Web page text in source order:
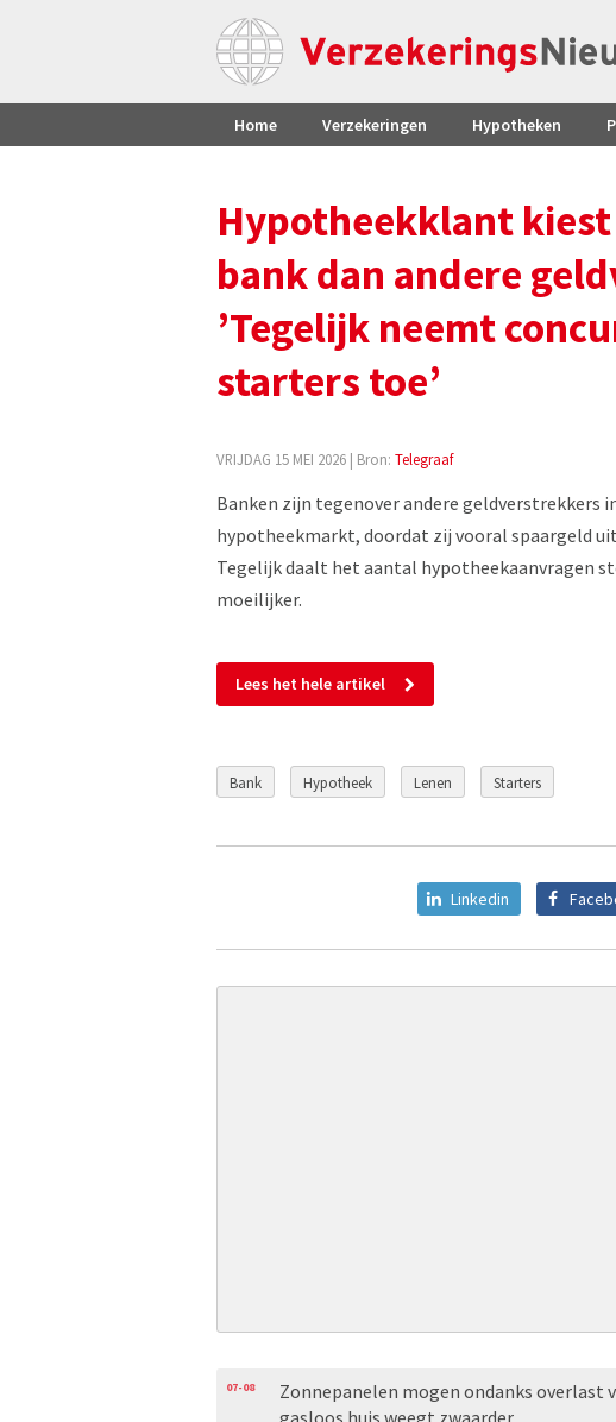
Home Verzekeringen Hypotheken
Hypotheekklant
bank dan andere
’Tegelijk neemt
starters toe’
VRIJDAG 15 MEI 2026 | Bron: Telegraaf
Banken zijn tegenover andere geldverstrekkers
hypotheekmarkt, doordat zij vooral spaargeld
Tegelijk daalt het aantal hypotheekaanvragen
moeilijker.
Lees het hele artikel
Bank Hypotheek Lenen Starters
Linkedin
07-08
Zonnepanelen mogen ondanks overlast